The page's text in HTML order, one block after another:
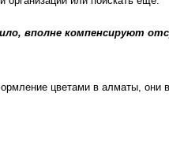
вполне компенсируют
цветами в алматы, они